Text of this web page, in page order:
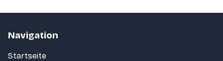
Navigation
Startseite